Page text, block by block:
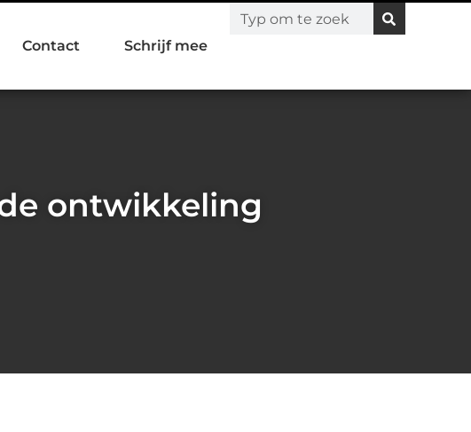
Contact Schrijf mee
ontwikkeling